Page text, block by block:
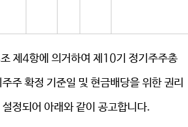
제4항에 의거하여 제10기 정기주주총
주 확정 기준일 및 현금배당을 위한 권리
정되어 아래와 같이 공고합니다.